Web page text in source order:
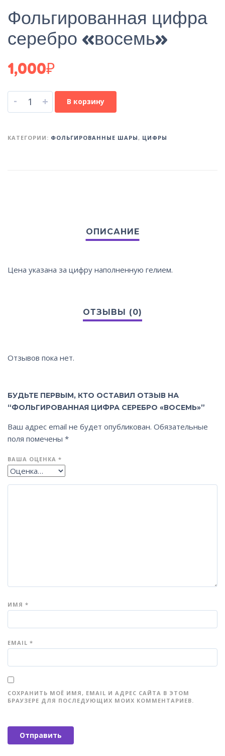
Фольгированная цифра
серебро «восемь»
1,000₽
- + В корзину
КАТЕГОРИИ: ФОЛЬГИРОВАННЫЕ ШАРЫ, ЦИФРЫ
Цена указана за цифру наполненную гелием.
Отзывов пока нет.
БУДЬТЕ ПЕРВЫМ, КТО ОСТАВИЛ ОТЗЫВ НА
“ФОЛЬГИРОВАННАЯ ЦИФРА СЕРЕБРО «ВОСЕМЬ»”
Ваш адрес email не будет опубликован. Обязательные
поля помечены *
ВАША ОЦЕНКА *
ИМЯ *
EMAIL *
СОХРАНИТЬ МОЁ ИМЯ, EMAIL И АДРЕС САЙТА В ЭТОМ
БРАУЗЕРЕ ДЛЯ ПОСЛЕДУЮЩИХ МОИХ КОММЕНТАРИЕВ.